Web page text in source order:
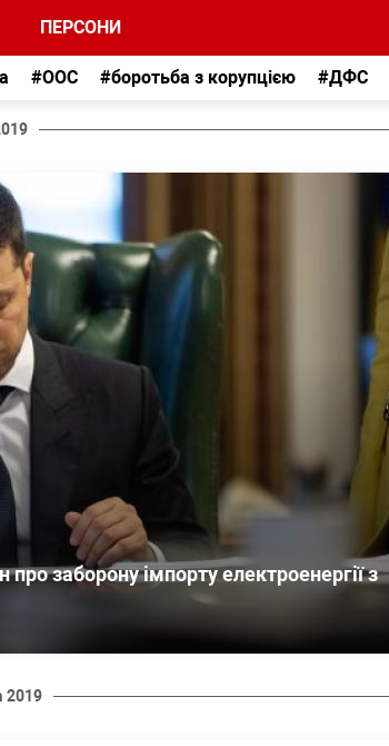
ПЕРСОНИ
#ООС #боротьба з корупцією #ДФС
заборону імпорту електроенергії з
2019